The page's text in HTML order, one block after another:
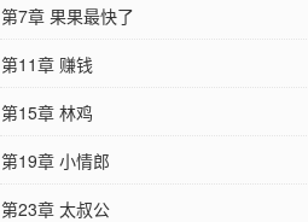
第7章 果果最快了
第11章 赚钱
第15章 林鸡
第19章 小情郎
第23章 太叔公